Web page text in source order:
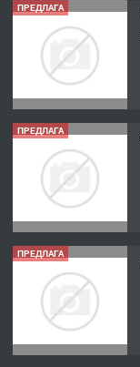
ПРЕДЛАГА
ПРЕДЛАГА
ПРЕДЛАГА